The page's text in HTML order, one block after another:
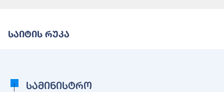
Საიტის Რუკა
სამინისტრო